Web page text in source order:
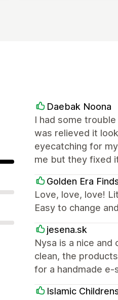
Daebak Noona
I had some
was relieved it
eyecatching for
me but they fixed
Golden Era
Love, love, love!
Easy to change
jesena.sk
Nysa is a nice
clean, the
for a handmade
Islamic